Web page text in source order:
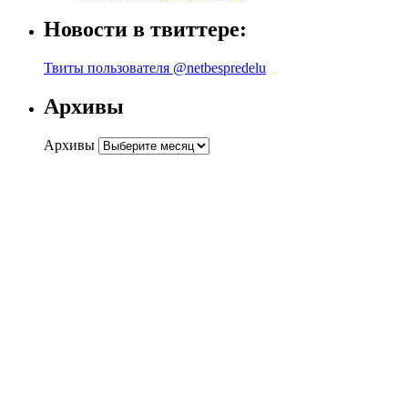
Новости в твиттере:
Твиты пользователя @netbespredelu
Архивы
Архивы